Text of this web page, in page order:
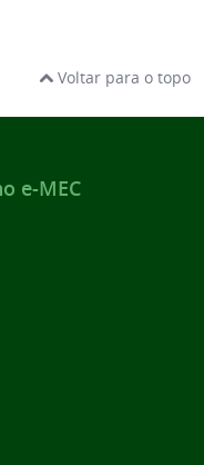
Voltar para o topo
e-MEC